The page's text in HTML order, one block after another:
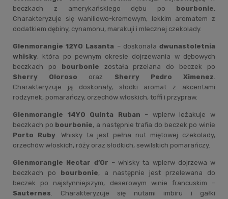
beczkach z amerykańskiego dębu po bourbonie.
Charakteryzuje się waniliowo-kremowym, lekkim aromatem z
dodatkiem dębiny, cynamonu, marakuji i mlecznej czekolady.
Glenmorangie 12YO Lasanta – doskonaładwunastoletnia
whisky, która po pewnym okresie dojrzewania w dębowych
beczkach po bourbonie została przelana do beczek po
Sherry Oloroso oraz Sherry Pedro Ximenez.
Charakteryzuje ją doskonały, słodki aromat z akcentami
rodzynek, pomarańczy, orzechów włoskich, toffi i przypraw.
Glenmorangie 14YO Quinta Ruban – wpierw leżakuje w
beczkach po bourbonie, a następnie trafia do beczek po winie
Porto Ruby. Whisky ta jest pełna nut miętowej czekolady,
orzechów włoskich, róży oraz słodkich, sewilskich pomarańczy.
Glenmorangie Nectar d’Or – whisky ta wpierw dojrzewa w
beczkach po bourbonie, a następnie jest przelewana do
beczek po najsłynniejszym, deserowym winie francuskim –
Sauternes. Charakteryzuje się nutami imbiru i gałki